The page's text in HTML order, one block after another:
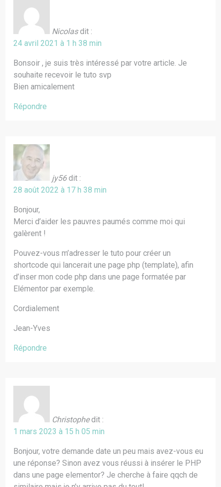
Nicolas dit :
24 avril 2021 à 1 h 38 min
Bonsoir , je suis très intéressé par votre article. Je
souhaite recevoir le tuto svp
Bien amicalement
Répondre
jy56 dit :
28 août 2022 à 17 h 38 min
Bonjour,
Merci d’aider les pauvres paumés comme moi qui
galèrent !
Pouvez-vous m’adresser le tuto pour créer un
shortcode qui lancerait une page php (template), afin
d’inser mon code php dans une page formatée par
Elémentor par exemple.
Cordialement
Jean-Yves
Répondre
Christophe dit :
1 mars 2023 à 15 h 05 min
Bonjour, votre demande date un peu mais avez-vous eu
une réponse? Sinon avez vous réussi à insérer le PHP
dans une page elementor? Je cherche à faire qqch de